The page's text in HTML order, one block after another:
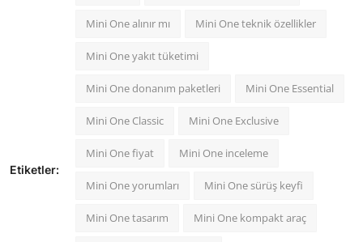
Etiketler:
Mini One alınır mı Mini One teknik özellikler
Mini One yakıt tüketimi
Mini One donanım paketleri Mini One Essential
Mini One Classic Mini One Exclusive
Mini One fiyat Mini One inceleme
Mini One yorumları Mini One sürüş keyfi
Mini One tasarım Mini One kompakt araç